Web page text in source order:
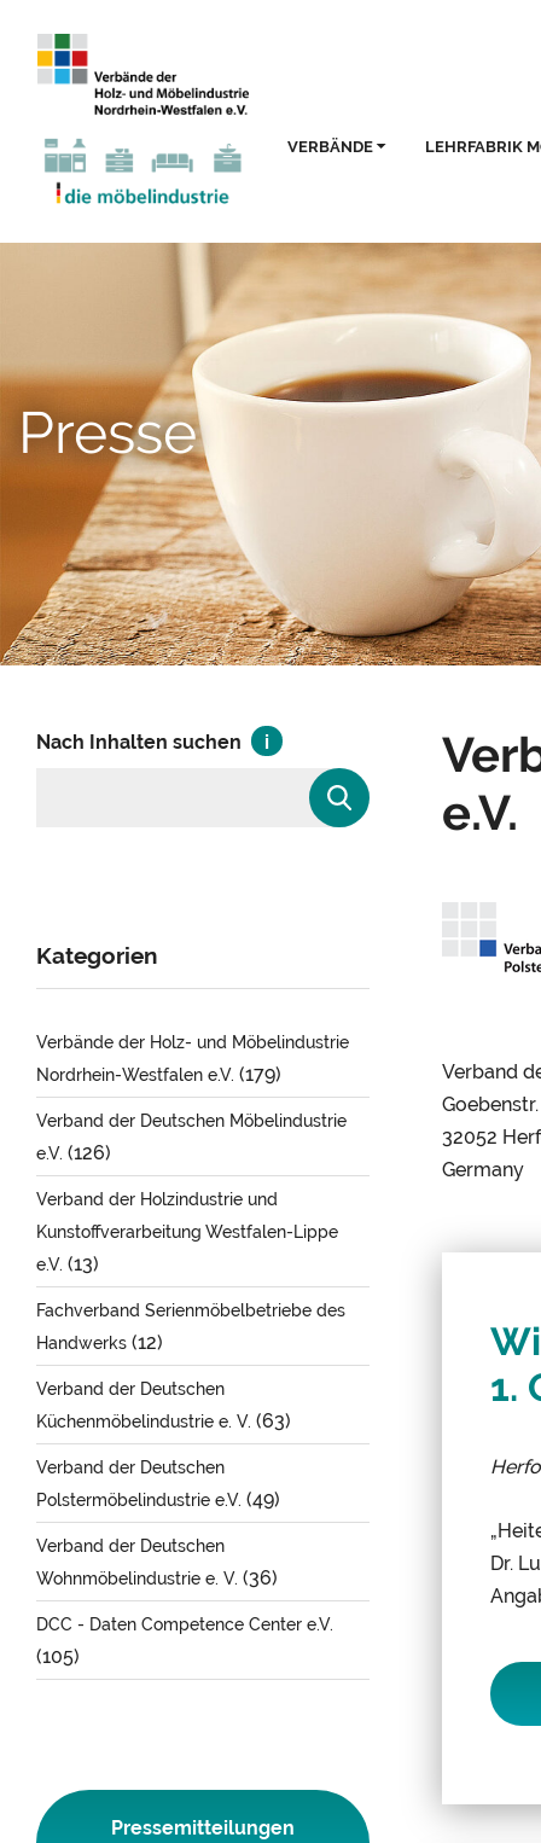
VERBÄNDE LEHRFABRIK
Presse
Nach Inhalten suchen
Kategorien
Verbände der Holz- und Möbelindustrie
Nordrhein-Westfalen e.V. (179)
Verband der Deutschen Möbelindustrie
e.V. (126)
Verband der Holzindustrie und
Kunstoffverarbeitung Westfalen-Lippe
e.V. (13)
Fachverband Serienmöbelbetriebe des
Handwerks (12)
Verband der Deutschen
Küchenmöbelindustrie e. V. (63)
Verband der Deutschen
Polstermöbelindustrie e.V. (49)
Verband der Deutschen
Wohnmöbelindustrie e. V. (36)
DCC - Daten Competence Center e.V.
(105)
Pressemitteilungen
e.V.
Verband
32052
Germany
1.
Dr.